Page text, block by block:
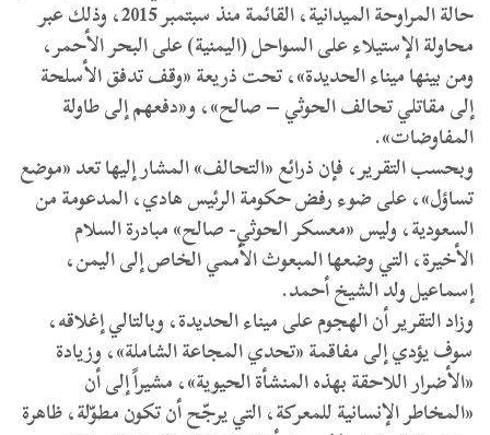
حالة المراوحة الميدانية، القائمة منذ سبتمبر 2015، وذلك عبر
محاولة الإستيلاء على السواحل (اليمنية) على البحر الأحمر،
ومن بينها ميناء الحديدة»، تحت ذريعة «وقف تدفق الأسلحة
إلى مقاتلي تحالف الحوثي – صالح»، و«دفعهم إلى طاولة
المفاوضات».
وبحسب التقرير، فإن ذرائع «التحالف» المشار إليها تعد «موضع
تساؤل»، على ضوء رفض حكومة الرئيس هادي، المدعومة من
السعودية، وليس «معسكر الحوثي- صالح» مبادرة السلام
الأخيرة، التي وضعها المبعوث الأممي الخاص إلى اليمن،
إسماعيل ولد الشيخ أحمد.
وزاد التقرير أن الهجوم على ميناء الحديدة، وبالتالي إغلاقه،
سوف يؤدي إلى مفاقمة «تحدي المجاعة الشاملة»، وزيادة
«الأضرار اللاحقة بهذه المنشأة الحيوية»، مشيراً إلى أن
«المخاطر الإنسانية للمعركة، التي يرجّح أن تكون مطوّلة، ظاهرة